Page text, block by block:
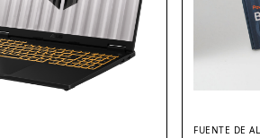
FUENTE DE